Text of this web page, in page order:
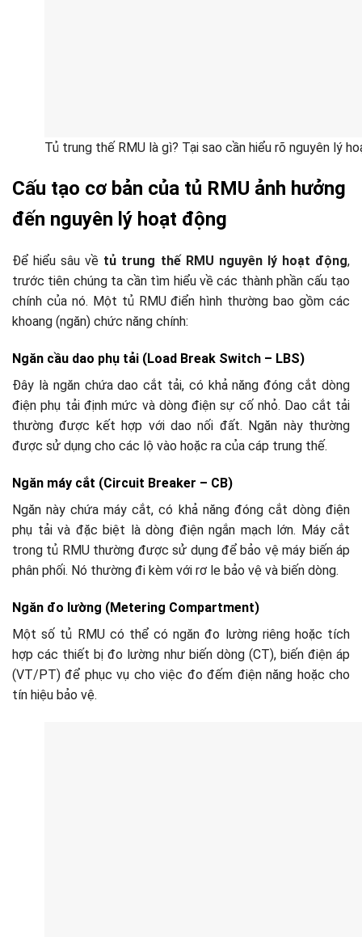
Tủ trung thế RMU là gì? Tại sao cần hiểu rõ nguyên lý
Cấu tạo cơ bản của tủ RMU ảnh hưởng
đến nguyên lý hoạt động
Để hiểu sâu về tủ trung thế RMU nguyên lý hoạt động,
trước tiên chúng ta cần tìm hiểu về các thành phần cấu tạo
chính của nó. Một tủ RMU điển hình thường bao gồm các
khoang (ngăn) chức năng chính:
Ngăn cầu dao phụ tải (Load Break Switch – LBS)
Đây là ngăn chứa dao cắt tải, có khả năng đóng cắt dòng
điện phụ tải định mức và dòng điện sự cố nhỏ. Dao cắt tải
thường được kết hợp với dao nối đất. Ngăn này thường
được sử dụng cho các lộ vào hoặc ra của cáp trung thế.
Ngăn máy cắt (Circuit Breaker – CB)
Ngăn này chứa máy cắt, có khả năng đóng cắt dòng điện
phụ tải và đặc biệt là dòng điện ngắn mạch lớn. Máy cắt
trong tủ RMU thường được sử dụng để bảo vệ máy biến áp
phân phối. Nó thường đi kèm với rơ le bảo vệ và biến dòng.
Ngăn đo lường (Metering Compartment)
Một số tủ RMU có thể có ngăn đo lường riêng hoặc tích
hợp các thiết bị đo lường như biến dòng (CT), biến điện áp
(VT/PT) để phục vụ cho việc đo đếm điện năng hoặc cho
tín hiệu bảo vệ.